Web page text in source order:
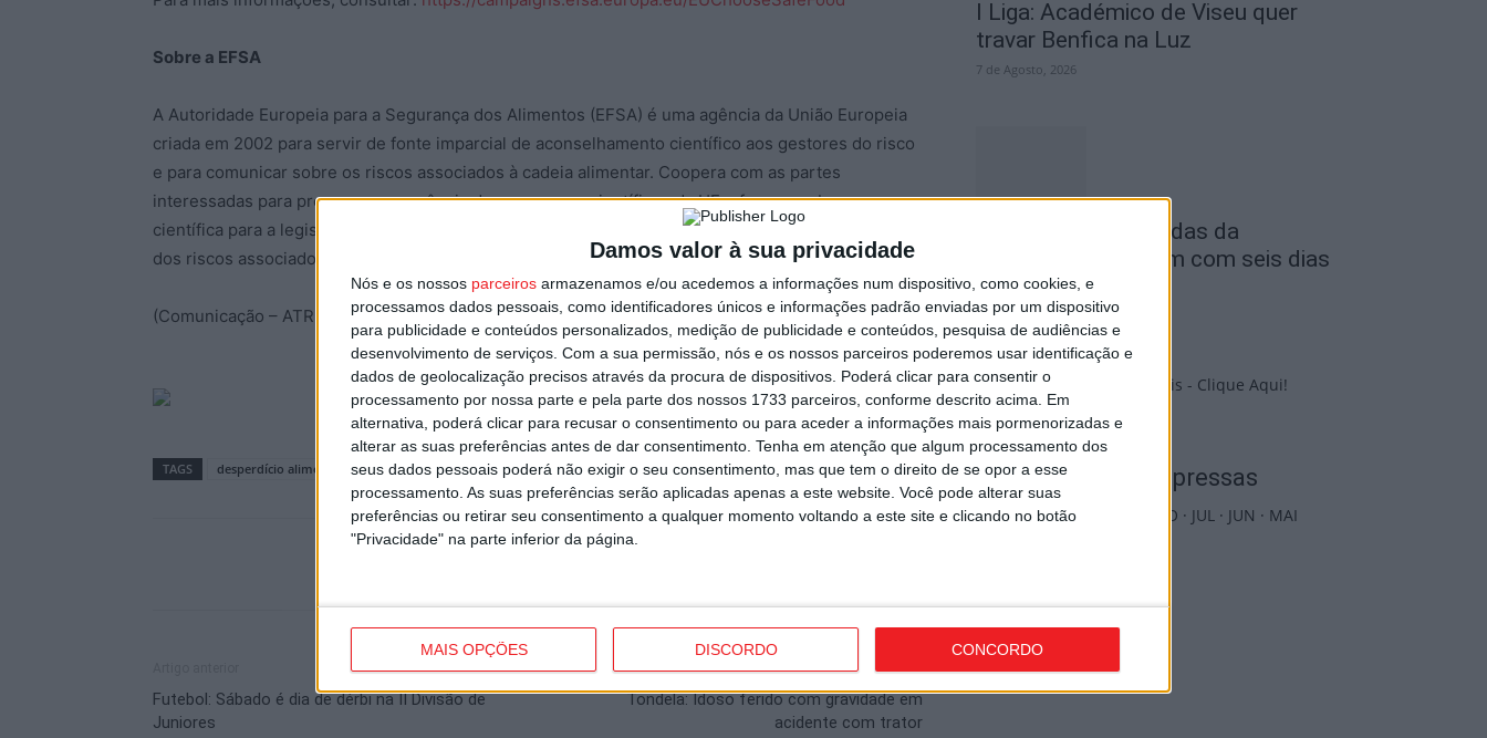
Damos valor à sua privacidade
Nós e os nossos parceiros armazenamos e/ou acedemos a informações num dispositivo, como cookies, e
processamos dados pessoais, como identificadores únicos e informações padrão enviadas por um dispositivo
para publicidade e conteúdos personalizados, medição de publicidade e conteúdos, pesquisa de audiências e
desenvolvimento de serviços. Com a sua permissão, nós e os nossos parceiros poderemos usar identificação e
dados de geolocalização precisos através da procura de dispositivos. Poderá clicar para consentir o
processamento por nossa parte e pela parte dos nossos 1733 parceiros, conforme descrito acima. Em
alternativa, poderá clicar para recusar o consentimento ou para aceder a informações mais pormenorizadas e
alterar as suas preferências antes de dar consentimento. Tenha em atenção que algum processamento dos
seus dados pessoais poderá não exigir o seu consentimento, mas que tem o direito de se opor a esse
processamento. As suas preferências serão aplicadas apenas a este website. Você pode alterar suas
preferências ou retirar seu consentimento a qualquer momento voltando a este site e clicando no botão
"Privacidade" na parte inferior da página.
MAIS OPÇÕES DISCORDO CONCORDO
Sobre a EFSA
A Autoridade Europeia para a Segurança dos Alimentos (EFSA) é uma agência da União Europeia
criada em 2002 para servir de fonte imparcial de aconselhamento científico aos gestores do risco
e para comunicar sobre os riscos associados à cadeia alimentar. Coopera com as partes
interessadas para promover a coerência dos pareceres científicos da UE e fornece a base
científica para a legislação e regulamentação destinadas a proteger os consumidores europeus
dos riscos associados à alimentação, do prado ao prato.
(Comunicação – ATREVIA)
Pub
TAGS desperdício alimentar Dicas EUChooseSafeFood LifeStyle segurança alimentar
Futebol: Sábado é dia de dérbi na II Divisão de
Juniores
Próximo artigo
Tondela: Idoso ferido com gravidade em
acidente com trator
I Liga: Académico de Viseu quer
travar Benfica na Luz
7 de Agosto, 2026
Castro Daire: Jornadas da
Juventude arrancam com seis dias
de atividades...
7 de Agosto, 2026
Edições Impressas
NOV·OUT AGO · JUL· JUN · MAI